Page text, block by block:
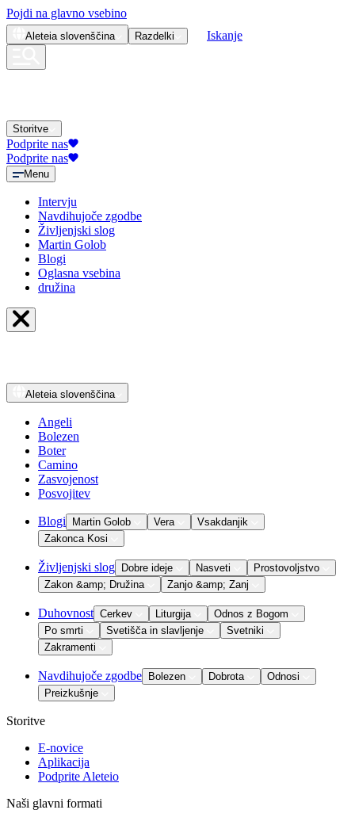
Pojdi na glavno vsebino
Aleteia slovenščina Razdelki Iskanje
Storitve
Podprite nas
Podprite nas
Menu
Intervju
Navdihujoče zgodbe
Življenjski slog
Martin Golob
Blogi
Oglasna vsebina
družina
Aleteia slovenščina
Angeli
Bolezen
Boter
Camino
Zasvojenost
Posvojitev
Blogi Martin Golob Vera
Vsakdanjik
Zakonca Kosi
Življenjski slog Dobre ideje Nasveti
Prostovoljstvo
Zakon &amp; Družina
Zanjo &amp; Zanj
Duhovnost Cerkev Liturgija
Odnos z Bogom
Po smrti
Svetišča in slavljenje
Svetniki
Zakramenti
Navdihujoče zgodbe Bolezen Dobrota
Odnosi
Preizkušnje
Storitve
E-novice
Aplikacija
Podprite Aleteio
Naši glavni formati